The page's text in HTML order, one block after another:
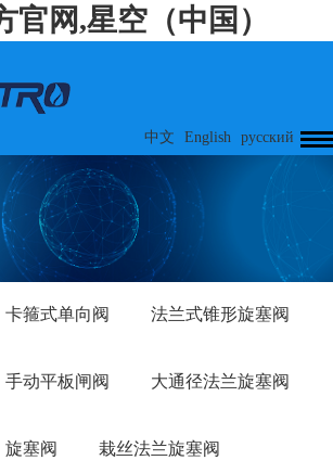
官网,星空（中国）
中文 English русский
卡箍式单向阀 法兰式锥形旋塞阀
手动平板闸阀 大通径法兰旋塞阀
旋塞阀 栽丝法兰旋塞阀